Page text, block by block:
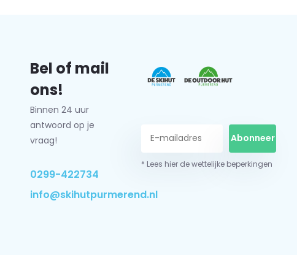
Bel of mail
ons!
Binnen 24 uur
antwoord op je
vraag!
0299-422734
info@skihutpurmerend.nl
Abonneer
* Lees hier de wettelijke beperkingen